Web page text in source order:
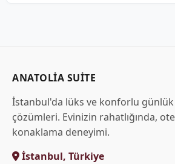
ANATOLIA SUITE
İstanbul'da lüks ve konforlu günlük
çözümleri. Evinizin rahatlığında,
konaklama deneyimi.
İstanbul, Türkiye